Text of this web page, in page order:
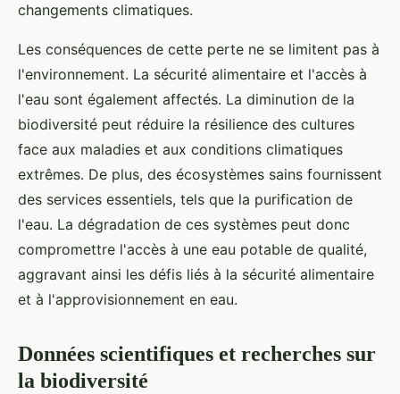
changements climatiques.
Les conséquences de cette perte ne se limitent pas à
l'environnement. La sécurité alimentaire et l'accès à
l'eau sont également affectés. La diminution de la
biodiversité peut réduire la résilience des cultures
face aux maladies et aux conditions climatiques
extrêmes. De plus, des écosystèmes sains fournissent
des services essentiels, tels que la purification de
l'eau. La dégradation de ces systèmes peut donc
compromettre l'accès à une eau potable de qualité,
aggravant ainsi les défis liés à la sécurité alimentaire
et à l'approvisionnement en eau.
Données scientifiques et recherches sur
la biodiversité